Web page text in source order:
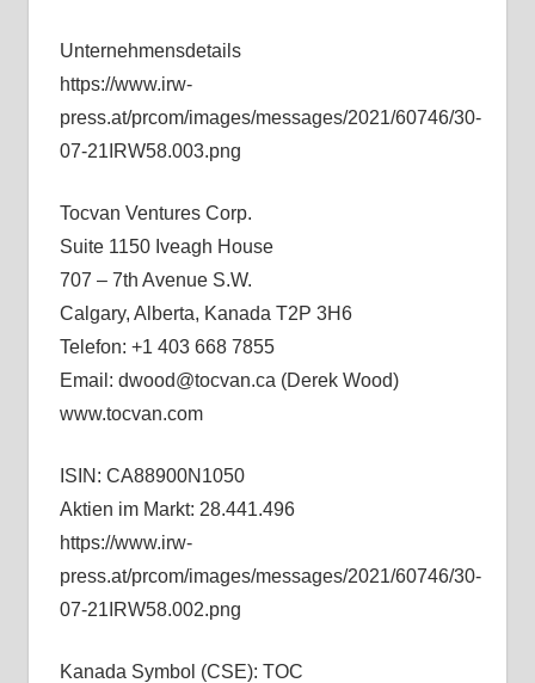
Unternehmensdetails
https://www.irw-
press.at/prcom/images/messages/2021/60746/30-
07-21IRW58.003.png
Tocvan Ventures Corp.
Suite 1150 Iveagh House
707 – 7th Avenue S.W.
Calgary, Alberta, Kanada T2P 3H6
Telefon: +1 403 668 7855
Email: dwood@tocvan.ca (Derek Wood)
www.tocvan.com
ISIN: CA88900N1050
Aktien im Markt: 28.441.496
https://www.irw-
press.at/prcom/images/messages/2021/60746/30-
07-21IRW58.002.png
Kanada Symbol (CSE): TOC